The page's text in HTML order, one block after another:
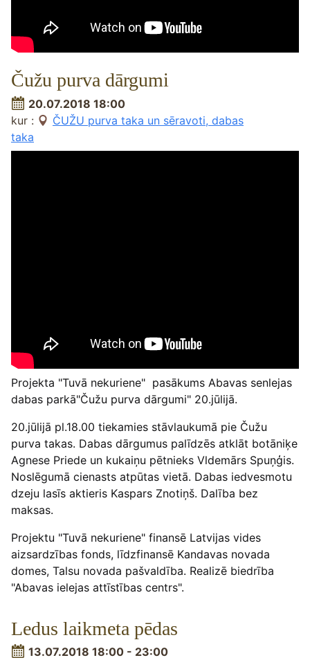
Čužu purva dārgumi
20.07.2018 18:00
kur :
ČUŽU purva taka un sēravoti, dabas
taka
Projekta "Tuvā nekuriene" pasākums Abavas senlejas
dabas parkā"Čužu purva dārgumi" 20.jūlijā.
20.jūlijā pl.18.00 tiekamies stāvlaukumā pie Čužu
purva takas. Dabas dārgumus palīdzēs atklāt botāniķe
Agnese Priede un kukaiņu pētnieks Vldemārs Spuņģis.
Noslēgumā cienasts atpūtas vietā. Dabas iedvesmotu
dzeju lasīs aktieris Kaspars Znotiņš. Dalība bez
maksas.
Projektu "Tuvā nekuriene" finansē Latvijas vides
aizsardzības fonds, līdzfinansē Kandavas novada
domes, Talsu novada pašvaldība. Realizē biedrība
"Abavas ielejas attīstības centrs".
Ledus laikmeta pēdas
13.07.2018 18:00 - 23:00